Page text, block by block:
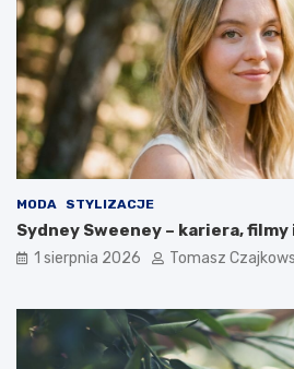
MODA STYLIZACJE
Sydney Sweeney – kariera,
1 sierpnia 2026 Tomasz